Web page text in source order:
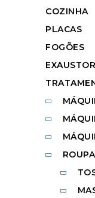
COZINHA
PLACAS
FOGÕES
ROUPA